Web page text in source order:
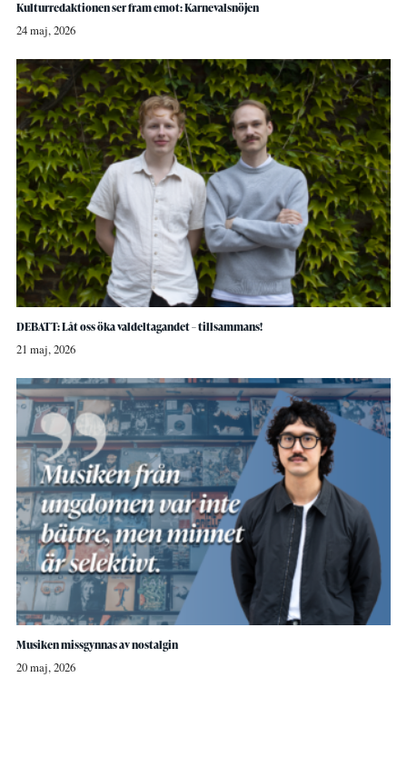
Kulturredaktionen ser fram emot: Karnevalsnöjen
24 maj, 2026
DEBATT: Låt oss öka valdeltagandet – tillsammans!
21 maj, 2026
Musiken missgynnas av nostalgin
20 maj, 2026